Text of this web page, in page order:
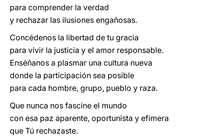
para comprender la verdad
y rechazar las ilusiones engañosas.
Concédenos la libertad de tu gracia
para vivir la justicia y el amor responsable.
Enséñanos a plasmar una cultura nueva
donde la participación sea posible
para cada hombre, grupo, pueblo y raza.
Que nunca nos fascine el mundo
con esa paz aparente, oportunista y efímera
que Tú rechazaste.